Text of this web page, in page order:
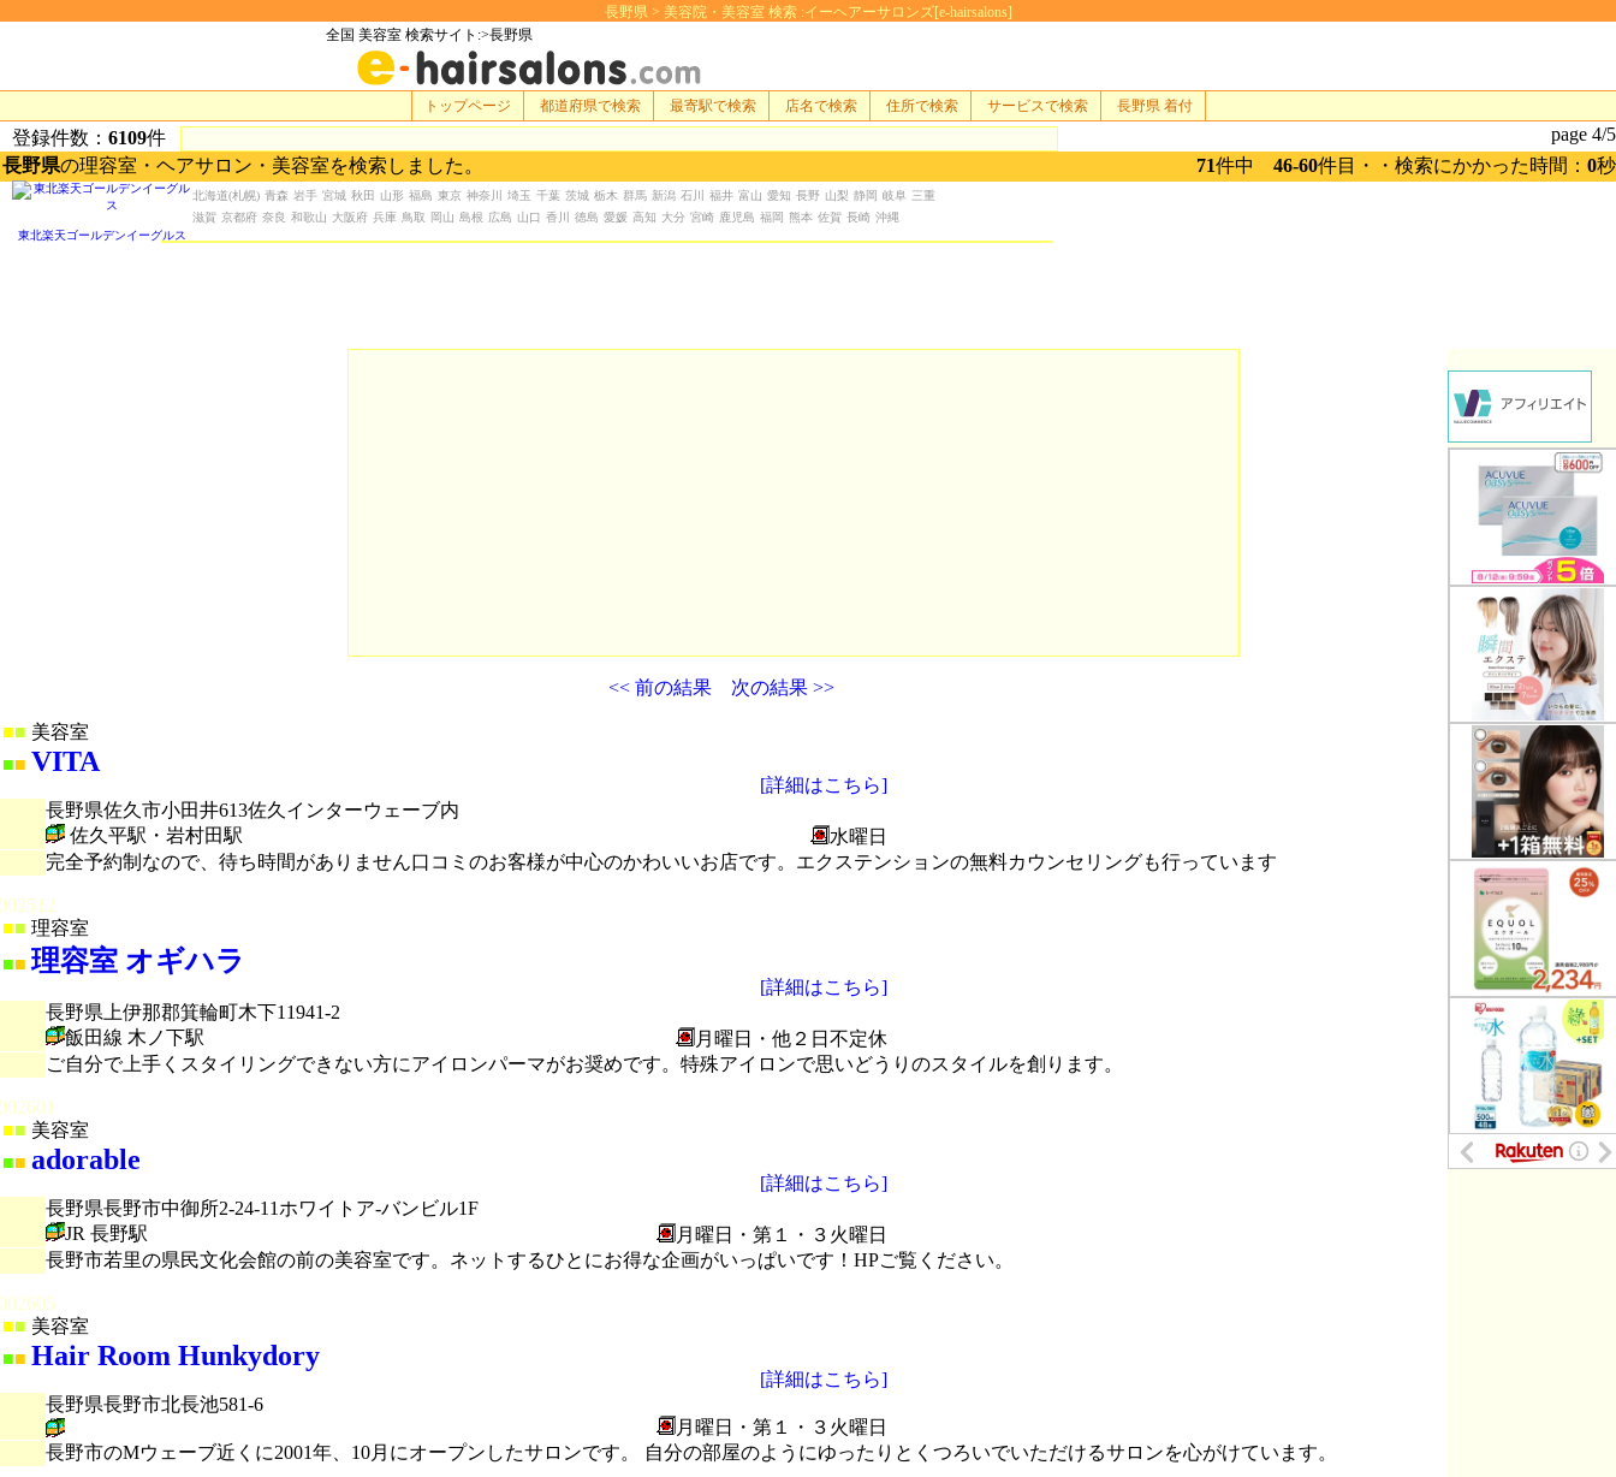
長野県 > 美容院・美容室 検索 :イーヘアーサロンズ[e-hairsalons]
全国 美容室 検索サイト:>長野県
登録件数： 6109件
page 4/5
長野県の理容室・ヘアサロン・美容室を検索しました。 71件中 46-60件目・・検索にかかった時間： 0秒
<< 前の結果 次の結果 >>
■ 美容室
■■ VITA
[詳細はこちら]
長野県佐久市小田井613佐久インターウェーブ内
佐久平駅・岩村田駅
水曜日
完全予約制なので、待ち時間がありません口コミのお客様が中心のかわいいお店です。エクステンションの無料カウンセリングも行っています
■ 理容室
■■ 理容室 オギハラ
[詳細はこちら]
長野県上伊那郡箕輪町木下11941-2
飯田線 木ノ下駅
月曜日・他２日不定休
ご自分で上手くスタイリングできない方にアイロンパーマがお奨めです。特殊アイロンで思いどうりのスタイルを創ります。
■ 美容室
■■ adorable
[詳細はこちら]
長野県長野市中御所2-24-11ホワイトア-バンビル1F
JR 長野駅
月曜日・第１・３火曜日
長野市若里の県民文化会館の前の美容室です。ネットするひとにお得な企画がいっぱいです！HPご覧ください。
■ 美容室
■■ Hair Room Hunkydory
[詳細はこちら]
長野県長野市北長池581-6
月曜日・第１・３火曜日
長野市のMウェーブ近くに2001年、10月にオープンしたサロンです。 自分の部屋のようにゆったりとくつろいでいただけるサロンを心がけています。
北海道(札幌) 青森 岩手 宮城 秋田 山形 福島 東京 神奈川 埼玉 千葉 茨城 栃木 群馬 新潟 石川 福井 富山 愛知 長野 山梨 静岡 岐阜 三重
滋賀 京都府 奈良 和歌山 大阪府 兵庫 鳥取 岡山 島根 広島 山口 香川 徳島 愛媛 高知 大分 宮崎 鹿児島 福岡 熊本 佐賀 長崎 沖縄
トップページ 都道府県で検索 最寄駅で検索 店名で検索 住所で検索 サービスで検索 長野県 着付
東北楽天ゴールデンイーグルス